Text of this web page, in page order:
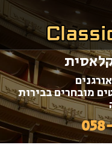
מובחרים בבירות